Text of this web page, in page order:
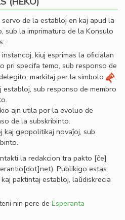
de la establoj en kaj apud la
sub la imprimaturo de la Konsulo
kiuj esprimas la oﬁcialan
pri specifa temo, sub responso de
markitaj per la simbolo
.
sub responso de membro
ajn utila por la evoluo de
de la subskribinto.
kaj geopolitikaj novaĵoj, sub
la redakcion tra pakto [ĉe]
. Publikigo estas
paktintaj establoj, laŭdiskrecia
nin pere de Esperanta